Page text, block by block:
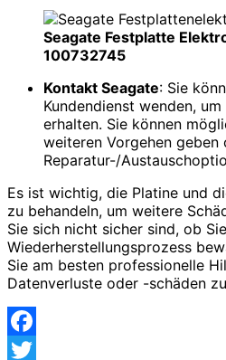
Seagate Festplatte
100732745
Kontakt Seagate: Sie
Kundendienst wenden,
erhalten. Sie können
weiteren Vorgehen geben
Reparatur-/
Es ist wichtig, die Platine und
zu behandeln, um weitere
Sie sich nicht sicher sind, ob
Wiederherstellungsprozess
Sie am besten professionelle
Datenverluste oder -schäden
Facebook